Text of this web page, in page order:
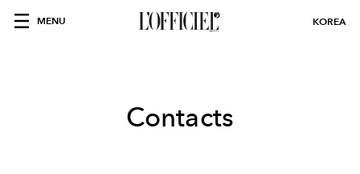
MENU KOREA
Contacts